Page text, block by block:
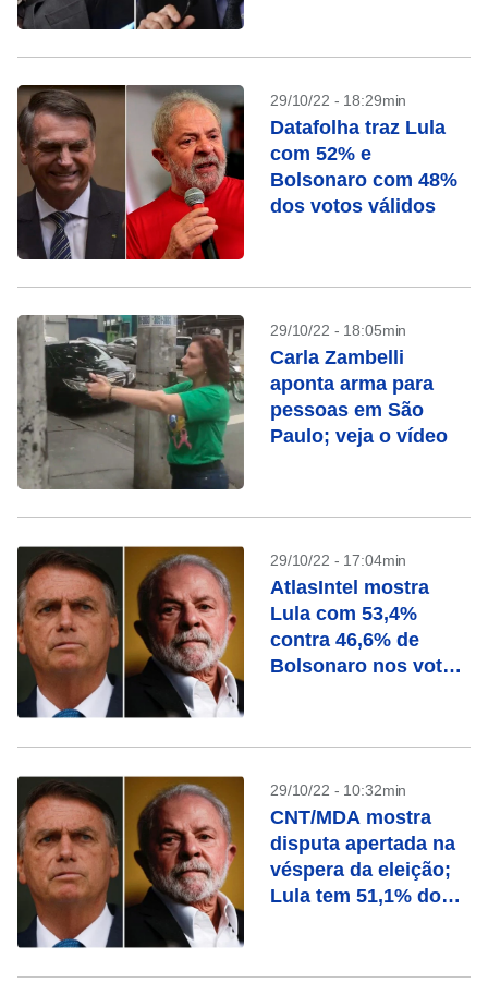
29/10/22 - 18:29min
Datafolha traz Lula
com 52% e
Bolsonaro com 48%
dos votos válidos
29/10/22 - 18:05min
Carla Zambelli
aponta arma para
pessoas em São
Paulo; veja o vídeo
29/10/22 - 17:04min
AtlasIntel mostra
Lula com 53,4%
contra 46,6% de
Bolsonaro nos votos
29/10/22 - 10:32min
CNT/MDA mostra
disputa apertada na
véspera da eleição;
Lula tem 51,1% dos